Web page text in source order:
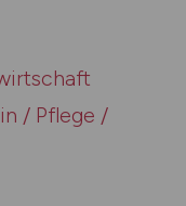
/ Pflege /